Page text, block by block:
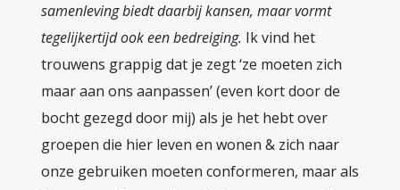
samenleving biedt daarbij kansen, maar vormt
tegelijkertijd ook een bedreiging. Ik vind het
trouwens grappig dat je zegt ‘ze moeten zich
maar aan ons aanpassen’ (even kort door de
bocht gezegd door mij) als je het hebt over
groepen die hier leven en wonen & zich naar
onze gebruiken moeten conformeren, maar als